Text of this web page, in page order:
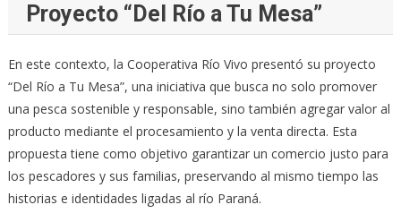
Proyecto “Del Río a Tu Mesa”
En este contexto, la Cooperativa Río Vivo presentó su proyecto
“Del Río a Tu Mesa”, una iniciativa que busca no solo promover
una pesca sostenible y responsable, sino también agregar valor al
producto mediante el procesamiento y la venta directa. Esta
propuesta tiene como objetivo garantizar un comercio justo para
los pescadores y sus familias, preservando al mismo tiempo las
historias e identidades ligadas al río Paraná.